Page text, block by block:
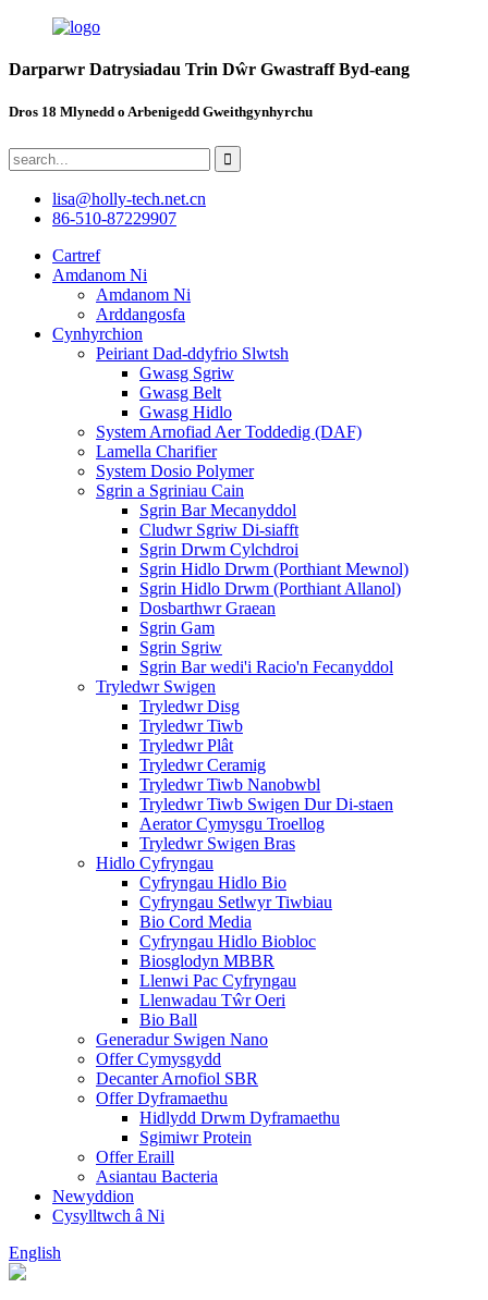
Darparwr Datrysiadau Trin Dŵr Gwastraff Byd-eang
Dros 18 Mlynedd o Arbenigedd Gweithgynhyrchu
lisa@holly-tech.net.cn
86-510-87229907
Cartref
Amdanom Ni
Amdanom Ni
Arddangosfa
Cynhyrchion
Peiriant Dad-ddyfrio Slwtsh
Gwasg Sgriw
Gwasg Belt
Gwasg Hidlo
System Arnofiad Aer Toddedig (DAF)
Lamella Charifier
System Dosio Polymer
Sgrin a Sgriniau Cain
Sgrin Bar Mecanyddol
Cludwr Sgriw Di-siafft
Sgrin Drwm Cylchdroi
Sgrin Hidlo Drwm (Porthiant Mewnol)
Sgrin Hidlo Drwm (Porthiant Allanol)
Dosbarthwr Graean
Sgrin Gam
Sgrin Sgriw
Sgrin Bar wedi'i Racio'n Fecanyddol
Tryledwr Swigen
Tryledwr Disg
Tryledwr Tiwb
Tryledwr Plât
Tryledwr Ceramig
Tryledwr Tiwb Nanobwbl
Tryledwr Tiwb Swigen Dur Di-staen
Aerator Cymysgu Troellog
Tryledwr Swigen Bras
Hidlo Cyfryngau
Cyfryngau Hidlo Bio
Cyfryngau Setlwyr Tiwbiau
Bio Cord Media
Cyfryngau Hidlo Biobloc
Biosglodyn MBBR
Llenwi Pac Cyfryngau
Llenwadau Tŵr Oeri
Bio Ball
Generadur Swigen Nano
Offer Cymysgydd
Decanter Arnofiol SBR
Offer Dyframaethu
Hidlydd Drwm Dyframaethu
Sgimiwr Protein
Offer Eraill
Asiantau Bacteria
Newyddion
Cysylltwch â Ni
English